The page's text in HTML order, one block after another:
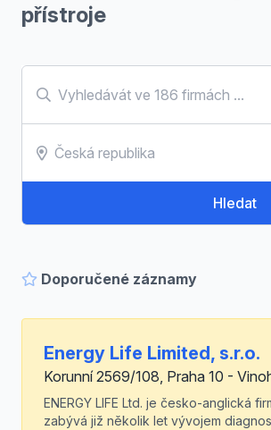
přístroje
Hledat
Doporučené záznamy
Energy Life Limited, s.r.o.
Korunní 2569/108, Praha 10 -
ENERGY LIFE Ltd. je česko-anglická
zabývá již několik let vývojem